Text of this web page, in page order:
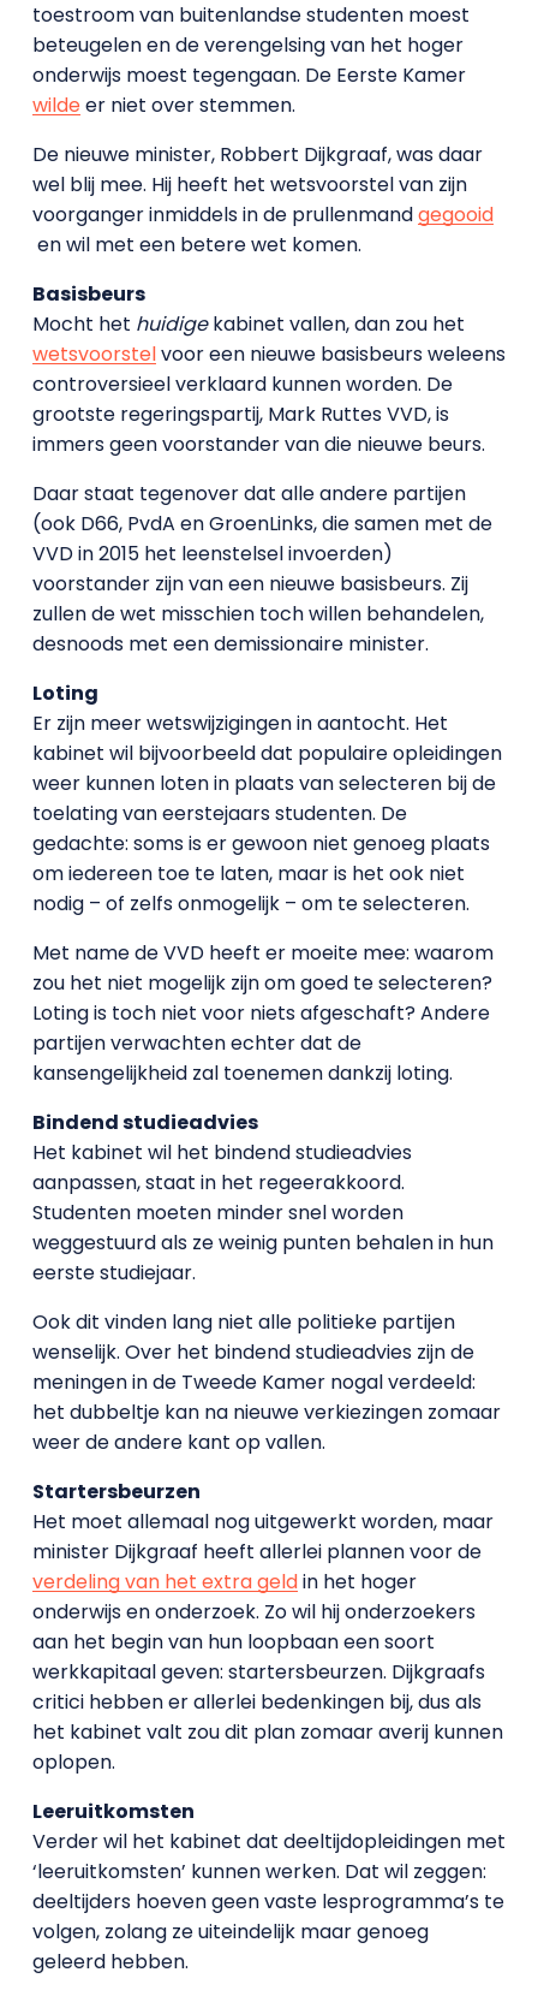
toestroom van buitenlandse studenten moest
beteugelen en de verengelsing van het hoger
onderwijs moest tegengaan. De Eerste Kamer
wildeer niet over stemmen.
De nieuwe minister, Robbert Dijkgraaf, was daar
wel blij mee. Hij heeft het wetsvoorstel van zijn
voorganger inmiddels in de prullenmandgegooid
en wil met een betere wet komen.
Basisbeurs
Mocht het huidigekabinet vallen, dan zou het
wetsvoorstelvoor een nieuwe basisbeurs weleens
controversieel verklaard kunnen worden. De
grootste regeringspartij, Mark Ruttes VVD, is
immers geen voorstander van die nieuwe beurs.
Daar staat tegenover dat alle andere partijen
(ook D66, PvdA en GroenLinks, die samen met de
VVD in 2015 het leenstelsel invoerden)
voorstander zijn van een nieuwe basisbeurs. Zij
zullen de wet misschien toch willen behandelen,
desnoods met een demissionaire minister.
Loting
Er zijn meer wetswijzigingen in aantocht. Het
kabinet wil bijvoorbeeld dat populaire opleidingen
weer kunnen loten in plaats van selecteren bij de
toelating van eerstejaars studenten. De
gedachte: soms is er gewoon niet genoeg plaats
om iedereen toe te laten, maar is het ook niet
nodig – of zelfs onmogelijk – om te selecteren.
Met name de VVD heeft er moeite mee: waarom
zou het niet mogelijk zijn om goed te selecteren?
Loting is toch niet voor niets afgeschaft? Andere
partijen verwachten echter dat de
kansengelijkheid zal toenemen dankzij loting.
Bindend studieadvies
Het kabinet wil het bindend studieadvies
aanpassen, staat in het regeerakkoord.
Studenten moeten minder snel worden
weggestuurd als ze weinig punten behalen in hun
eerste studiejaar.
Ook dit vinden lang niet alle politieke partijen
wenselijk. Over het bindend studieadvies zijn de
meningen in de Tweede Kamer nogal verdeeld:
het dubbeltje kan na nieuwe verkiezingen zomaar
weer de andere kant op vallen.
Startersbeurzen
Het moet allemaal nog uitgewerkt worden, maar
minister Dijkgraaf heeft allerlei plannen voor de
verdeling van het extra geldin het hoger
onderwijs en onderzoek. Zo wil hij onderzoekers
aan het begin van hun loopbaan een soort
werkkapitaal geven: startersbeurzen. Dijkgraafs
critici hebben er allerlei bedenkingen bij, dus als
het kabinet valt zou dit plan zomaar averij kunnen
oplopen.
Leeruitkomsten
Verder wil het kabinet dat deeltijdopleidingen met
‘leeruitkomsten’ kunnen werken. Dat wil zeggen:
deeltijders hoeven geen vaste lesprogramma’s te
volgen, zolang ze uiteindelijk maar genoeg
geleerd hebben.